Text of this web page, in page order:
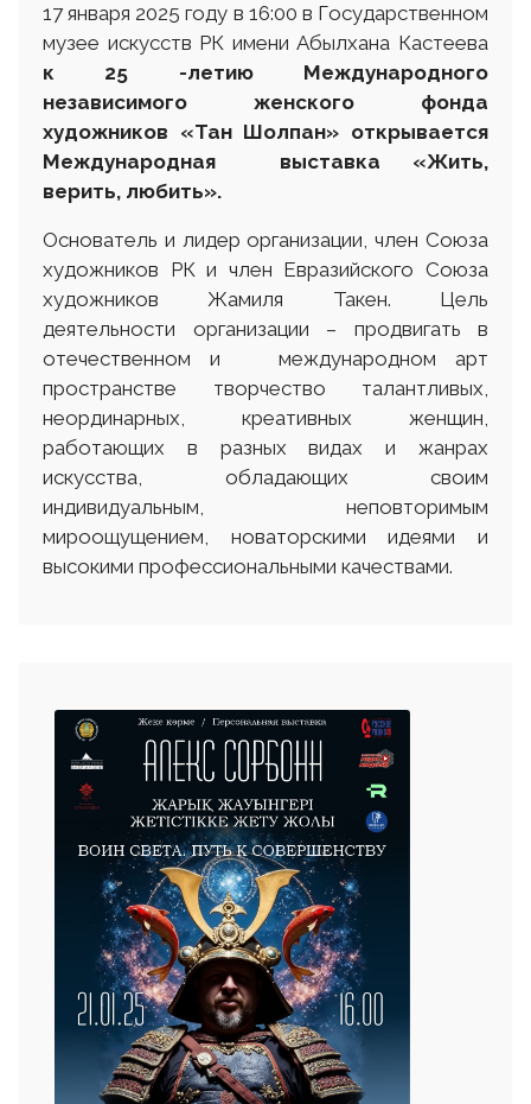
17 января 2025 году в 16:00 в Государственном
музее искусств РК имени Абылхана Кастеева
к 25 -летию Международного
независимого
женского фонда
художников «Тан Шолпан» открывается
Международная выставка
«Жить,
верить, любить».
Основатель и лидер организации, член Союза
художников РК и член Евразийского Союза
художников Жамиля Такен. Цель
деятельности организации – продвигать в
отечественном и международном арт
пространстве творчество талантливых,
неординарных, креативных женщин,
работающих в разных видах и жанрах
искусства, обладающих своим
индивидуальным, неповторимым
мироощущением, новаторскими идеями и
высокими профессиональными качествами.